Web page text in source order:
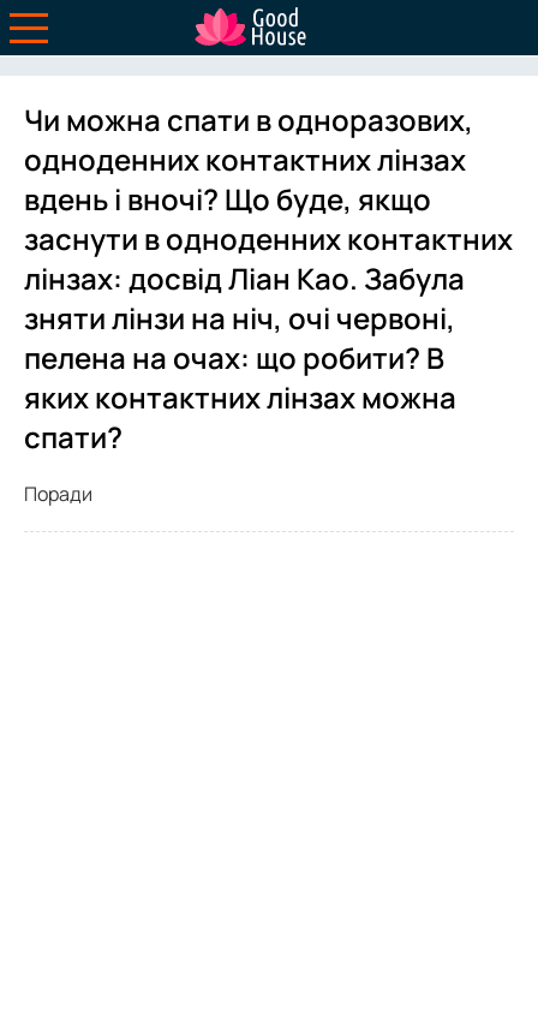
Чи можна спати в одноразових,
одноденних контактних лінзах
вдень і вночі? Що буде, якщо
заснути в одноденних контактних
лінзах: досвід Ліан Као. Забула
зняти лінзи на ніч, очі червоні,
пелена на очах: що робити? В
яких контактних лінзах можна
спати?
Поради